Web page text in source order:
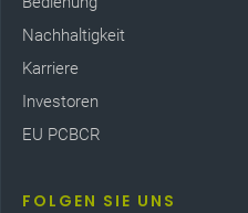
Sommermonaten mit
Gallonen Wasser gespart
Nachhaltigkeit
Karriere
Investoren
EU PCBCR
FOLGEN SIE UNS